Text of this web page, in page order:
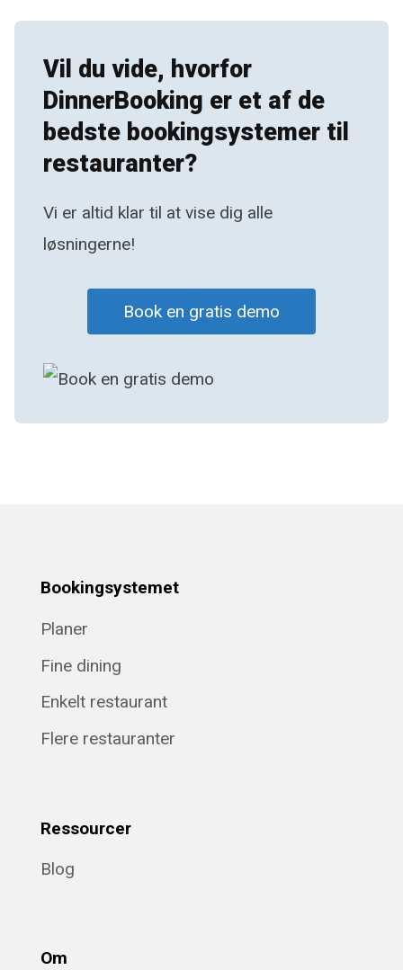
Vil du vide, hvorfor
DinnerBooking er et af de
bedste bookingsystemer til
restauranter?
Vi er altid klar til at vise dig alle
løsningerne!
Book en gratis demo
Bookingsystemet
Planer
Fine dining
Enkelt restaurant
Flere restauranter
Ressourcer
Blog
Om